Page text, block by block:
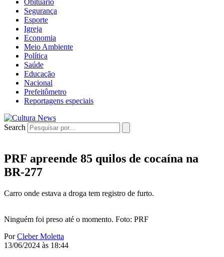
Obituário
Segurança
Esporte
Igreja
Economia
Meio Ambiente
Política
Saúde
Educação
Nacional
Prefeitômetro
Reportagens especiais
Search
PRF apreende 85 quilos de cocaína na
BR-277
Carro onde estava a droga tem registro de furto.
Ninguém foi preso até o momento. Foto: PRF
PorCleber Moletta
13/06/2024 às 18:44